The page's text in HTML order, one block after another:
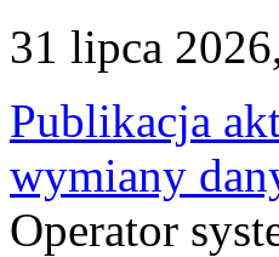
31 lipca
Publikacja
wymiany
Operator